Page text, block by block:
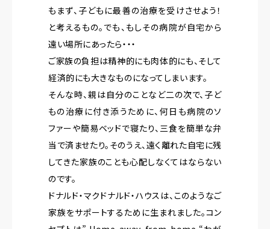
もまず、子どもに最善の治療を受けさせよう！
と考えるもの。でも、もしその病院が自宅から
遠い場所にあったら・・・
ご家族の負担は精神的にも肉体的にも、そして
経済的にも大きなものになってしまいます。
そんな時、親は自分のことなど二の次で、子ど
もの治療に付き添うために、何日も病院のソ
ファーや簡易ベッドで寝たり、三食を簡単な弁
当で済ませたり。そのうえ、遠く離れた自宅に残
してきた家族のことも心配しなくてはならない
のです。
ドナルド・マクドナルド・ハウスは、このようなご
家族をサポートするために生まれました。コン